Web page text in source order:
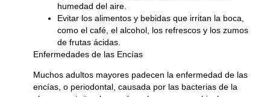
humedad del aire.
Evitar los alimentos y bebidas que irritan la boca,
como el café, el alcohol, los refrescos y los zumos
de frutas ácidas.
Enfermedades de las Encías
Muchos adultos mayores padecen la enfermedad de las
encías, o periodontal, causada por las bacterias de la